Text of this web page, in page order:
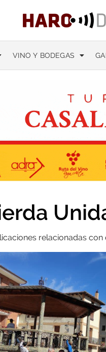
VINO Y BODEGAS
relacionadas con